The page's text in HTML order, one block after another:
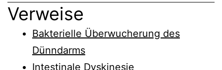
Verweise
Bakterielle Überwucherung des
Dünndarms
Intestinale Dyskinesie